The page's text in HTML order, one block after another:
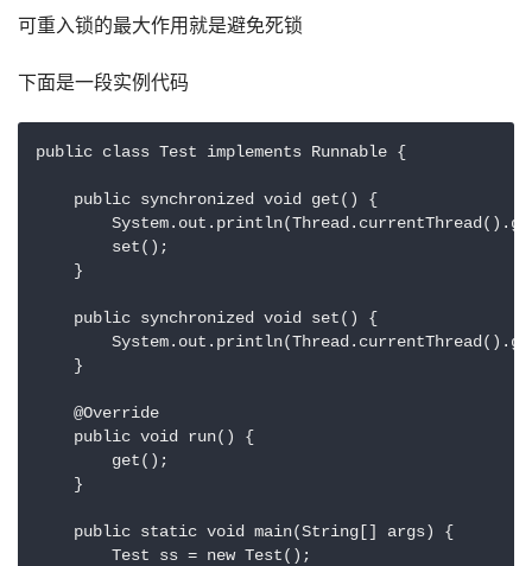
可重入锁的最大作用就是避免死锁
下面是一段实例代码
public class Test implements Runnable {
    public synchronized void get() {
        set();
    }
    public synchronized void set() {
    }
    @Override
    public void run() {
        get();
    }
    public static void main(String[] args) {
        Test ss = new Test();